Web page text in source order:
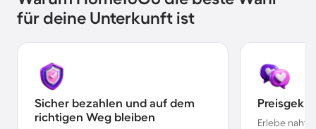
für deine Unterkunft ist
Sicher bezahlen und auf dem
richtigen Weg bleiben
Erlebe